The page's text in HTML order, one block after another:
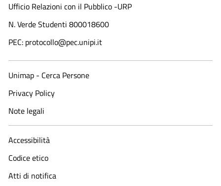
Ufficio Relazioni con il Pubblico -URP
N. Verde Studenti 800018600​
PEC: protocollo@pec.unipi.it
Unimap - Cerca Persone
Privacy Policy
Note legali
Accessibilità
Codice etico
Atti di notifica